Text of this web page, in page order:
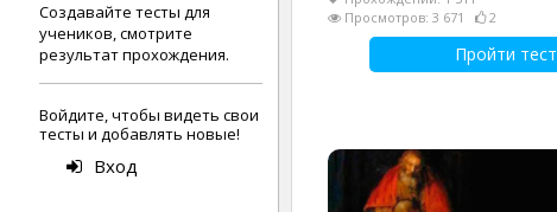
Создавайте тесты для
учеников, смотрите
результат прохождения.
Войдите, чтобы видеть свои
тесты и добавлять новые!
Вход
Просмотров: 3 671
2
Пройти тест